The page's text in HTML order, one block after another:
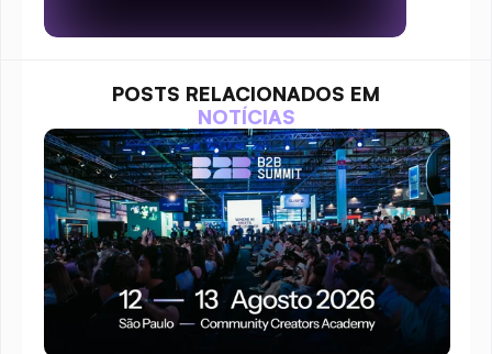
POSTS RELACIONADOS EM
NOTÍCIAS